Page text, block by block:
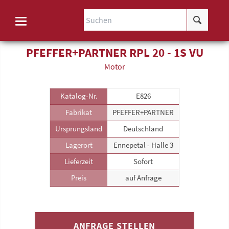
PFEFFER+PARTNER RPL 20 - 1S VU
Motor
Katalog-Nr.
E826
Fabrikat
PFEFFER+PARTNER
Ursprungsland
Deutschland
Lagerort
Ennepetal - Halle 3
Lieferzeit
Sofort
Preis
auf Anfrage
ANFRAGE STELLEN